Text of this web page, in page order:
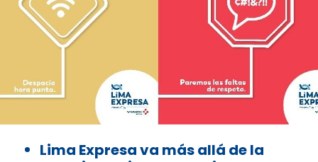
Lima Expresa va más allá de la